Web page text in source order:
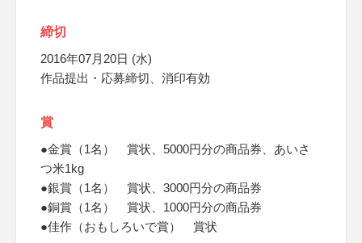
締切
2016年07月20日 (水)
作品提出・応募締切、消印有効
賞
●金賞（1名） 賞状、5000円分の商品券、あいさ
つ米1kg
●銀賞（1名） 賞状、3000円分の商品券
●銅賞（1名） 賞状、1000円分の商品券
●佳作（おもしろいで賞） 賞状